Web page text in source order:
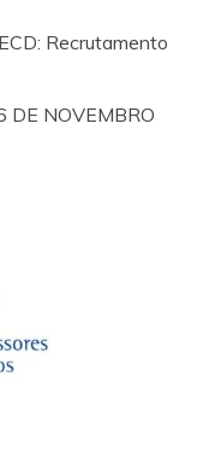
Recrutamento
DE NOVEMBRO